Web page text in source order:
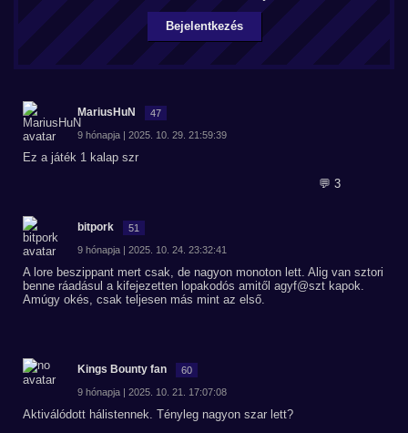
Bejelentkezés
MariusHuN 47
9 hónapja | 2025. 10. 29. 21:59:39
Ez a játék 1 kalap szr
💬 3
bitpork 51
9 hónapja | 2025. 10. 24. 23:32:41
A lore beszippant mert csak, de nagyon monoton lett. Alig van sztori
benne ráadásul a kifejezetten lopakodós amitől agyf@szt kapok.
Amúgy okés, csak teljesen más mint az első.
Kings Bounty fan 60
9 hónapja | 2025. 10. 21. 17:07:08
Aktiválódott hálistennek. Tényleg nagyon szar lett?